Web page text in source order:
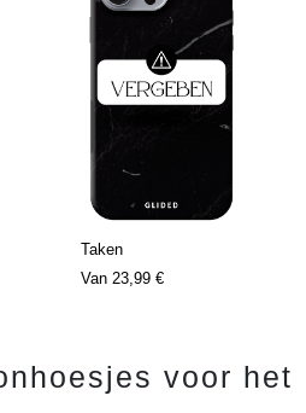
Taken
Van 23,99 €
voor het